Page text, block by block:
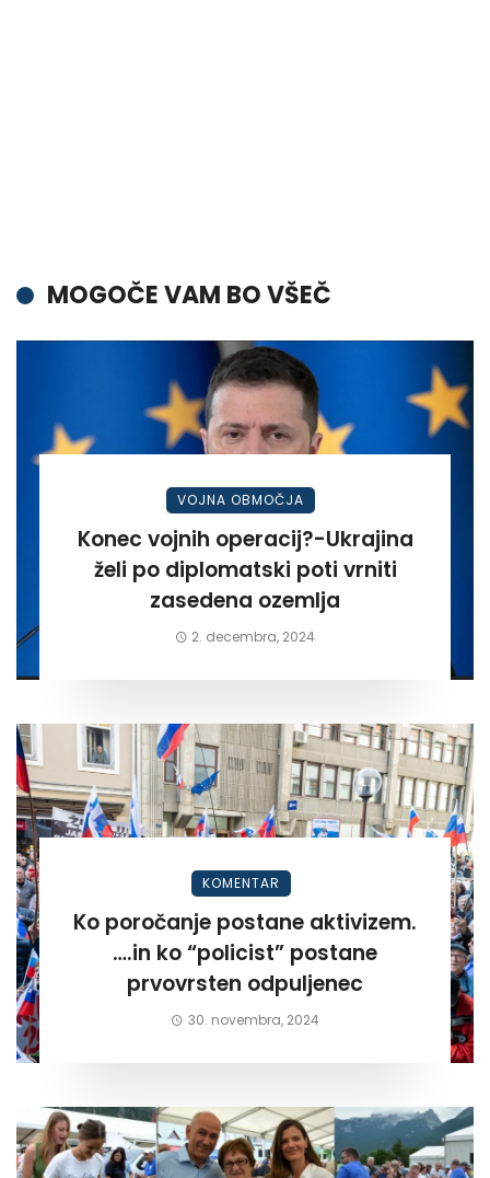
MOGOČE VAM BO VŠEČ
VOJNA OBMOČJA
Konec vojnih operacij?-Ukrajina
želi po diplomatski poti vrniti
zasedena ozemlja
2. decembra, 2024
KOMENTAR
Ko poročanje postane aktivizem.
….in ko “policist” postane
prvovrsten odpuljenec
30. novembra, 2024